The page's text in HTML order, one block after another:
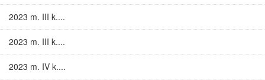
2023 m. III k....
2023 m. III k....
2023 m. IV k....